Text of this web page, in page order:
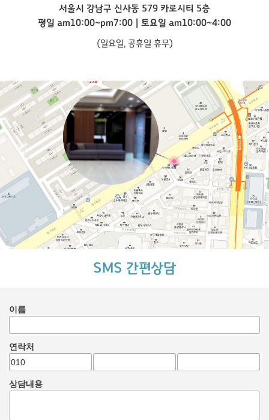
서울시 강남구 신사동 579 카로시티 5층
평일 am10:00~pm7:00 | 토요일 am10:00~4:00
(일요일, 공휴일 휴무)
SMS 간편상담